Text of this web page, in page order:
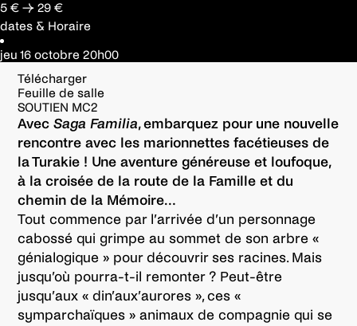
5 € → 29 €
dates & Horaire
jeu 16 octobre 20h00
Télécharger
Feuille de salle
SOUTIEN MC2
AvecSaga Familia, embarquez pour une nouvelle
rencontre avec les marionnettes facétieuses de
la Turakie ! Une aventure généreuse et loufoque,
à la croisée de la route de la Famille et du
chemin de la Mémoire…
Tout commence par l’arrivée d’un personnage
cabossé qui grimpe au sommet de son arbre «
génialogique » pour découvrir ses racines. Mais
jusqu’où pourra-t-il remonter ? Peut-être
jusqu’aux « din’aux’aurores », ces «
symparchaïques » animaux de compagnie qui se